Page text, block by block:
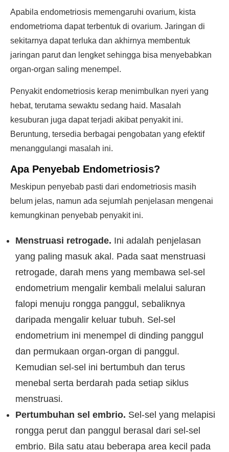
Apabila endometriosis memengaruhi ovarium, kista
endometrioma dapat terbentuk di ovarium. Jaringan di
sekitarnya dapat terluka dan akhirnya membentuk
jaringan parut dan lengket sehingga bisa menyebabkan
organ-organ saling menempel.
Penyakit endometriosis kerap menimbulkan nyeri yang
hebat, terutama sewaktu sedang haid. Masalah
kesuburan juga dapat terjadi akibat penyakit ini.
Beruntung, tersedia berbagai pengobatan yang efektif
menanggulangi masalah ini.
Apa Penyebab Endometriosis?
Meskipun penyebab pasti dari endometriosis masih
belum jelas, namun ada sejumlah penjelasan mengenai
kemungkinan penyebab penyakit ini.
Menstruasi retrogade. Ini adalah penjelasan
yang paling masuk akal. Pada saat menstruasi
retrogade, darah mens yang membawa sel-sel
endometrium mengalir kembali melalui saluran
falopi menuju rongga panggul, sebaliknya
daripada mengalir keluar tubuh. Sel-sel
endometrium ini menempel di dinding panggul
dan permukaan organ-organ di panggul.
Kemudian sel-sel ini bertumbuh dan terus
menebal serta berdarah pada setiap siklus
menstruasi.
Pertumbuhan sel embrio. Sel-sel yang melapisi
rongga perut dan panggul berasal dari sel-sel
embrio. Bila satu atau beberapa area kecil pada